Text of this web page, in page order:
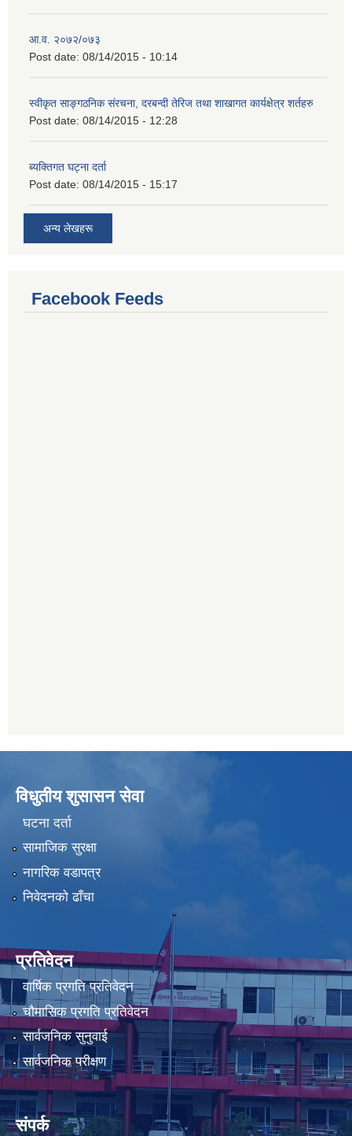
आ.व. २०७२/०७३
Post date: 08/14/2015 - 10:14
स्वीकृत साङ्गठनिक संरचना, दरबन्दी तेरिज तथा शाखागत कार्यक्षेत्र शर्तहरु
Post date: 08/14/2015 - 12:28
ब्यक्तिगत घट्ना दर्ता
Post date: 08/14/2015 - 15:17
अन्य लेखहरू
Facebook Feeds
विधुतीय शुसासन सेवा
घटना दर्ता
सामाजिक सुरक्षा
नागरिक वडापत्र
निवेदनको ढाँचा
प्रतिवेदन
वार्षिक प्रगति प्रतिवेदन
चौमासिक प्रगति प्रतिवेदन
सार्वजनिक सुनुवाई
सार्वजनिक परीक्षण
संपर्क